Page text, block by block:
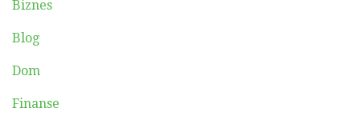
Biznes
Blog
Dom
Finanse